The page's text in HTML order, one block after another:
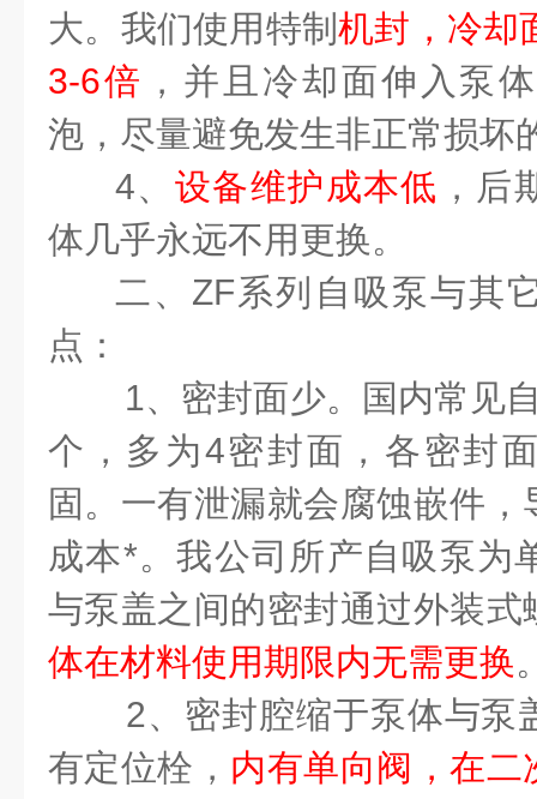
大。我们使用特制 机封，冷却
3-6倍 ，并且冷却面伸入泵
泡，尽量避免发生非正常损坏
4、 设备维护成本低 ，后
体几乎永远不用更换。
二、 ZF系列自吸泵与其
点：
1、密封面少。国内常见
个，多为4密封面，各密封
固。一有泄漏就会腐蚀嵌件
成本*。我公司所产自吸泵为
与泵盖之间的密封通过外装式
体在材料使用期限内无需更换
2、密封腔缩于泵体与泵
有定位栓， 内有单向阀，在